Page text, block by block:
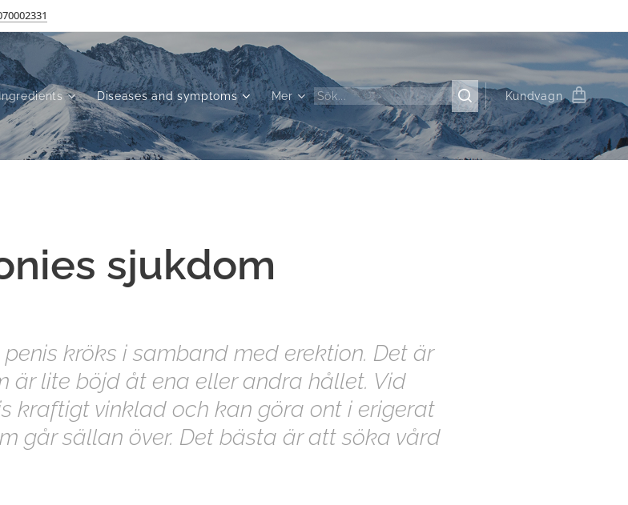
Diseases and symptoms Mer Kundvagn
sjukdom
kröks i samband med erektion. Det är
är lite böjd åt ena eller andra hållet. Vid
kraftigt vinklad och kan göra ont i erigerat
går sällan över. Det bästa är att söka vård